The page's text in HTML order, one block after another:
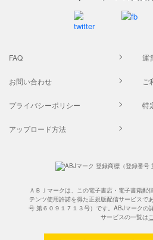
FAQ 運
お問い合わせ ご
プライバシーポリシー 特
アップロード方法
ＡＢＪマークは、この電子書店・電子書籍配
テンツ使用許諾を得た正規版配信サービスで
号 第６０９１７１３号）です。ABJマークの
サービスの一覧は